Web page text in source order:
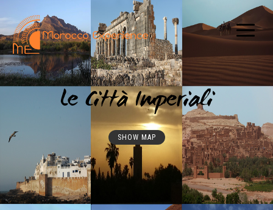
Le Città Imperiali
SHOW MAP